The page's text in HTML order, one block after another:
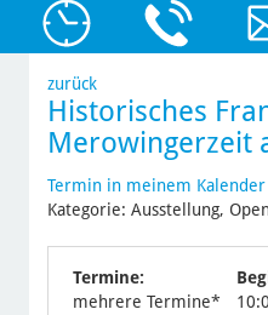
zurück
Historisches
Merowingerzeit
Termin in meinem
Kategorie: Ausstellung,
Termine:
mehrere Termine*